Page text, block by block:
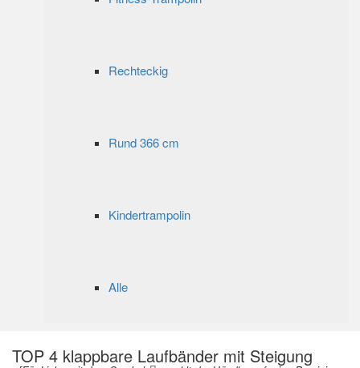
Rechteckig
Rund 366 cm
Kindertrampolin
Alle
TOP 4 klappbare Laufbänder mit Steigung